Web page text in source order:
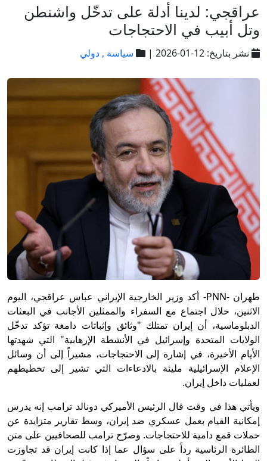
عراقجي: لدينا أدلة على تدخّل واشنطن
وتل أبيب في الاحتجاجات
نشر بتاريخ: 12-01-2026 | سياسة , دولي
طهران -PNN-
أكد وزير الخارجية الإيراني عباس عراقجي، اليوم
الاثنين، خلال اجتماع مع السفراء والممثلين الأجانب في البعثات
الدبلوماسية، أن إيران تمتلك "وثائق وإثباتات دامغة تؤكد تدخّل
الولايات المتحدة وإسرائيل في الأنشطة الإرهابية" التي شهدتها
الأيام الأخيرة، في إشارة إلى الاحتجاجات، مشيراً إلى أن وسائل
الإعلام الإسرائيلية مليئة بالادعاءات التي تشير إلى تخطيطهم
لعمليات داخل إيران.
ويأتي هذا في وقت قال الرئيس الأميركي دونالد ترامب إنه يدرس
إمكانية القيام بعمل عسكري ضد إيران، وسط تقارير متزايدة عن
حملات قمع دامية للاحتجاجات. وصرّح ترامب للصحافيين على متن
الطائرة الرئاسية رداً على سؤال عما إذا كانت إيران قد تجاوزت